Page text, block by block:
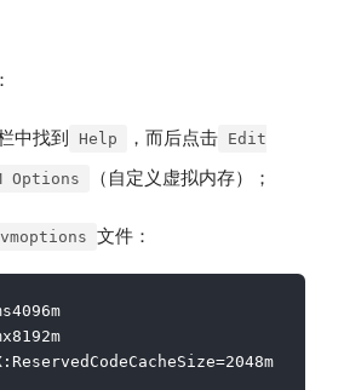
中找到 Help ，而后点击 Edit
Options （自定义虚拟内存）；
文件：